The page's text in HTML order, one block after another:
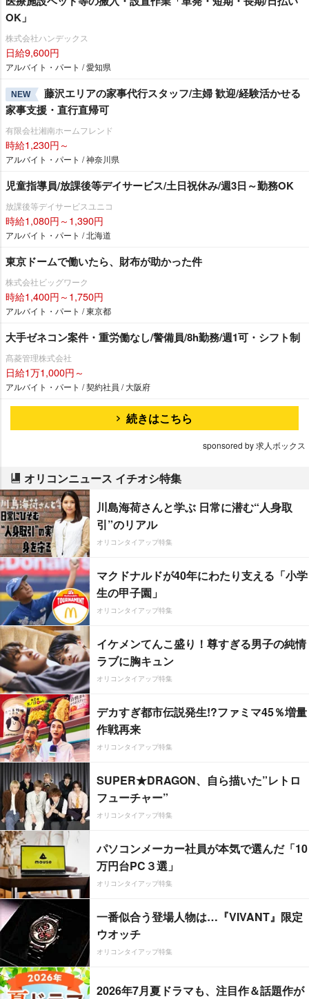
OK」
株式会社ハンデックス
日給9,600円
アルバイト・パート / 愛知県
NEW
藤沢エリアの家事代行スタッフ/主婦 歓迎/経験活かせる
家事支援・直行直帰可
有限会社湘南ホームフレンド
時給1,230円～
アルバイト・パート / 神奈川県
児童指導員/放課後等デイサービス/土日祝休み/週3日～勤務OK
放課後等デイサービスユニコ
時給1,080円～1,390円
アルバイト・パート / 北海道
東京ドームで働いたら、財布が助かった件
株式会社ビッグワーク
時給1,400円～1,750円
アルバイト・パート / 東京都
大手ゼネコン案件・重労働なし/警備員/8h勤務/週1可・シフト制
髙菱管理株式会社
日給1万1,000円～
アルバイト・パート / 契約社員 / 大阪府
続きはこちら
sponsored by 求人ボックス
オリコンニュース イチオシ特集
川島海荷さんと学ぶ 日常に潜む“人身取
引”のリアル
オリコンタイアップ特集
マクドナルドが40年にわたり支える「小学
生の甲子園」
オリコンタイアップ特集
イケメンてんこ盛り！尊すぎる男子の純情
ラブに胸キュン
オリコンタイアップ特集
デカすぎ都市伝説発生!?ファミマ45％増量
作戦再来
オリコンタイアップ特集
SUPER★DRAGON、自ら描いた”レトロ
フューチャー”
オリコンタイアップ特集
パソコンメーカー社員が本気で選んだ「10
万円台PC３選」
オリコンタイアップ特集
一番似合う登場人物は…『VIVANT』限定
ウオッチ
オリコンタイアップ特集
2026年7月夏ドラマも、注目作＆話題作が